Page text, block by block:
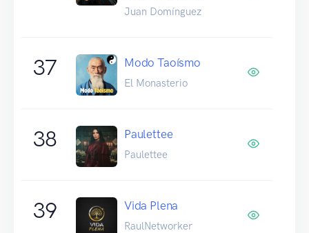
Juan Domínguez
37 Modo Taoísmo
El Monasterio
38 Paulettee
Paulettee
39 Vida Plena
RaulNetworker